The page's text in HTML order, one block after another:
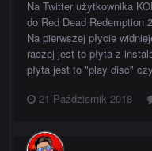
Na Twitter użytkownika
do Red Dead Redemption
Na pierwszej płycie
raczej jest to płyta z
płyta jest to "play disc"
21 Październik 2018